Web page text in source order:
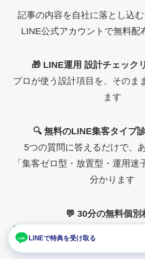
記事の内容を自社に落とし込む
LINE公式アカウントで無料配
🎁 LINE運用 設計チェック
プロが使う設計項目を、そのま
ます
🔍 無料のLINE集客タイプ
5つの質問に答えるだけで、
「集客ゼロ型・放置型・運用迷
分かります
💬 30分の無料個別
診断結果をもとに、次にやるべ
LINEで特典を受け取る